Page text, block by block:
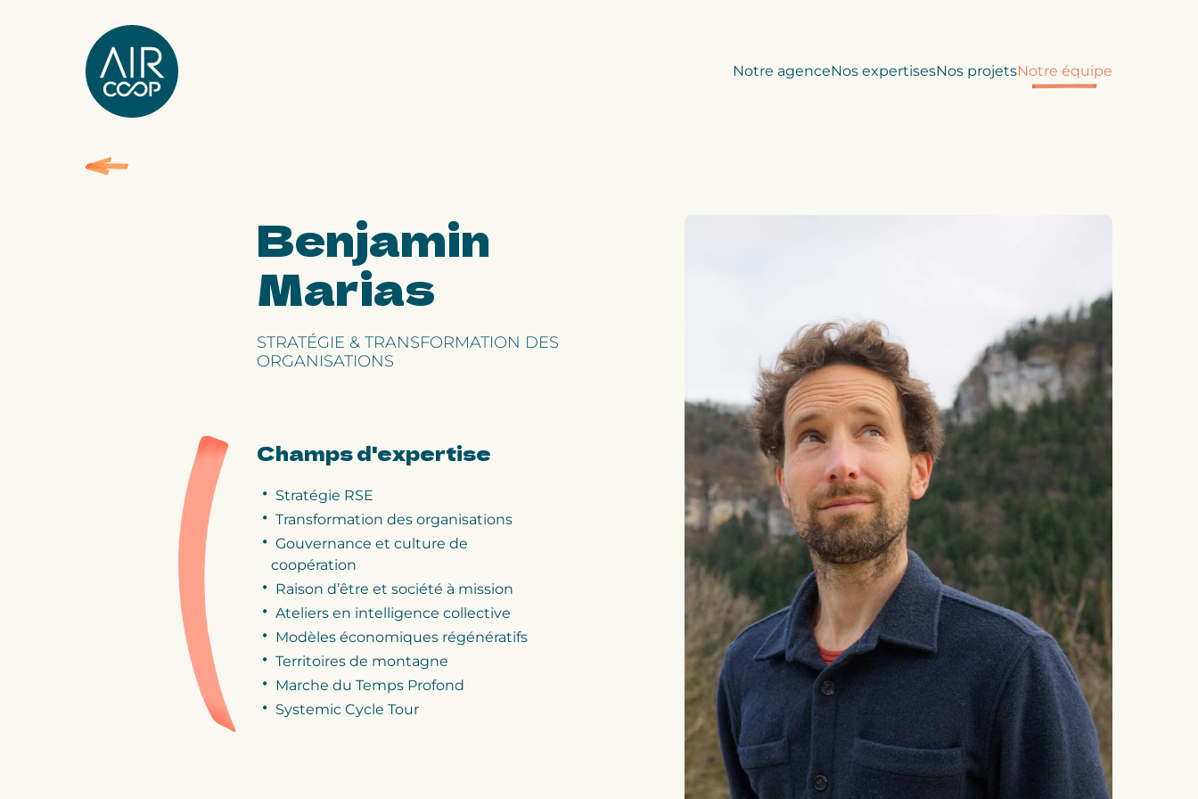
Notre agenceNos expertisesNos projetsNotre équipe
Benjamin
Marias
STRATÉGIE & TRANSFORMATION DES
ORGANISATIONS
Champs d'expertise
Stratégie RSE
Transformation des organisations
Gouvernance et culture de
coopération
Raison d’être et société à mission
Ateliers en intelligence collective
Modèles économiques régénératifs
Territoires de montagne
Marche du Temps Profond
Systemic Cycle Tour